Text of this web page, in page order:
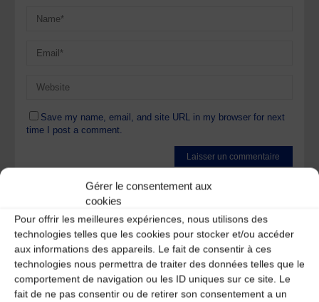
Gérer le consentement aux
cookies
Pour offrir les meilleures expériences, nous utilisons des
technologies telles que les cookies pour stocker et/ou accéder
aux informations des appareils. Le fait de consentir à ces
technologies nous permettra de traiter des données telles que le
comportement de navigation ou les ID uniques sur ce site. Le
fait de ne pas consentir ou de retirer son consentement a un
Save my name, email, and site URL in my browser for next
time I post a comment.
Ce site utilise Akismet pour réduire les indésirables.
savoir plus sur la façon dont les données de vos